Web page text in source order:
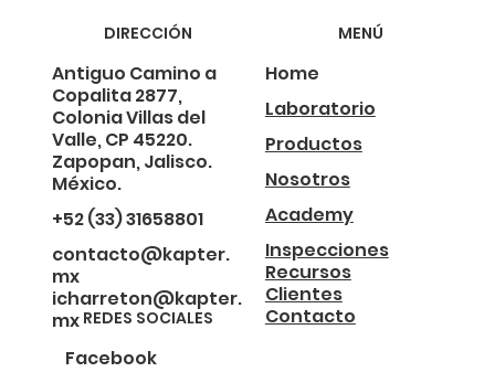
DIRECCIÓN
Antiguo Camino a
Copalita 2877,
Colonia Villas del
Valle, CP 45220.
Zapopan, Jalisco.
México.
+52 (33) 31658801
contacto@kapter.
mx
icharreton@kapter.
mx
MENÚ
Home
Nosotros
Laboratorio
Academy
Productos
Inspecciones
Recursos
Clientes
Contacto
REDES SOCIALES
Facebook